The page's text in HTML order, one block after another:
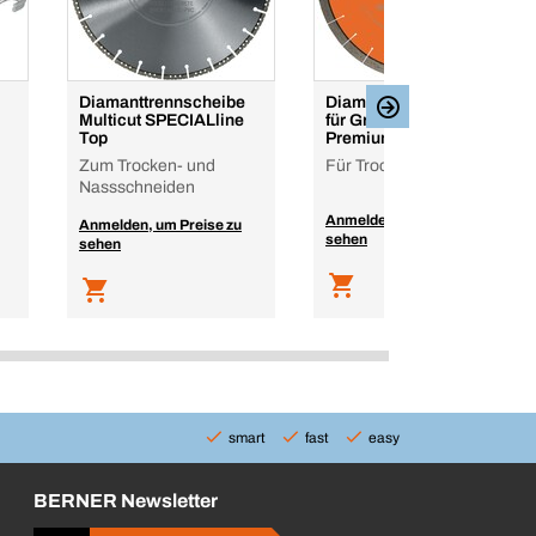
Diamanttrennscheibe
Multicut SPECIALline
Top
Zum Trocken- und
Nassschneiden
Anmelden, um Preise zu
sehen
Diamanttrennscheibe
für Granit ROCKline
Premium
Für Trockenschnitte
Anmelden, um Preise zu
sehen
smart fast easy
BERNER Newsletter